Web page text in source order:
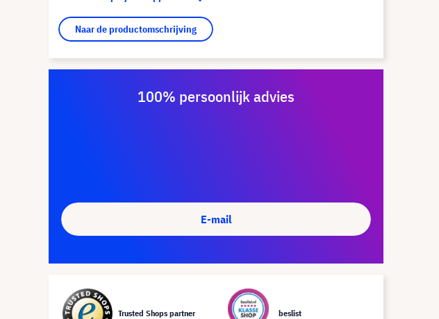
Naar de productomschrijving
100% persoonlijk advies
E-mail
Trusted Shops partner beslist